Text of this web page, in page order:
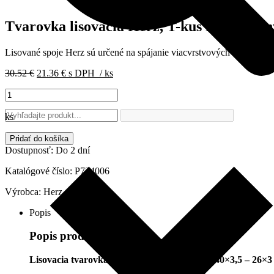
Tvarovka lisovacia Herz, T-kus
Lisované spoje Herz sú určené na spájanie viacvrstvových a
30.52€ Pôvodná
21.36 €Aktuálna
s DPH / ks
množstvo
Tvarovka
lisovacia
T-
kus
40x26x32,
ks
Pridať do košíka
Dostupnosť: Do 2 dní
Katalógové číslo: P724006
Výrobca: Herz
Popis
Popis produktu
Lisovacia tvarovka Herz, T-kus redukovaná 40×3,5 – 26×3